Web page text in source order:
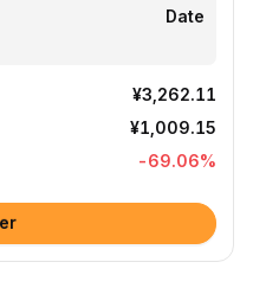
Date
¥3,262.11
¥1,009.15
-69.06%